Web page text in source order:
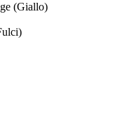
(Giallo)